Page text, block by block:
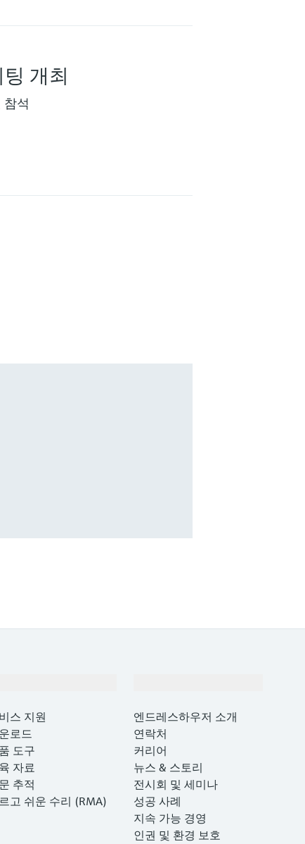
개최
참석
스 지원
로드
도구
자료
추적
고 쉬운 수리 (RMA)
엔드레스하우저 소개
연락처
커리어
뉴스 & 스토리
전시회 및 세미나
성공 사례
지속 가능 경영
인권 및 환경 보호